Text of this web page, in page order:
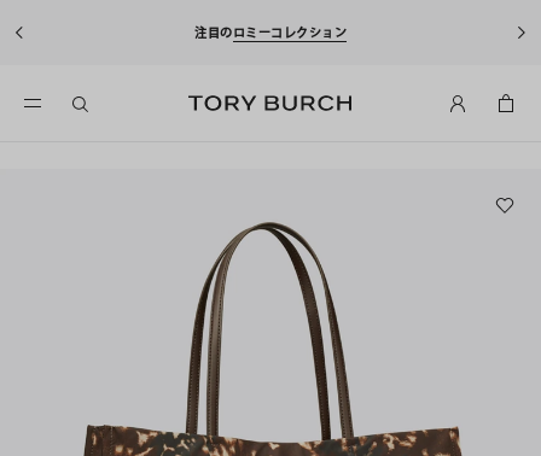
注目のロミーコレクション